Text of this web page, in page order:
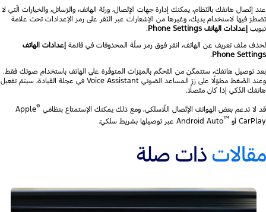
عند إتّصال هاتفك بالنّظام، يمكنك إدارة جهات الإتّصال، ورنّة الهاتف، والرّسائل، والخيارات الّتي لا
تضطرّ فيها لاستخدام يديك، وغيرها من الإشعارات عبر النّقر على رمز الإعدادات تحت علامة
تبويب إعدادات الهاتف Phone Settings
.
لحذف ملف تعريف عن الهاتف، انقر فوق رمز سلّة المحذوفات في قائمة إعدادات الهاتف
Phone Settings
.
بعد توصيل هاتفك، ستتمكّن من التّحكّم بالميّزات المتوفّرة على الهاتف باستخدام صوتك فقط.
وعند الضّغط مطوّلًا على زرّ المساعد الصّوتي Voice Assistant في عجلة القيادة، سيتمّ تفعيل
هاتفك الذّكي إذا كان متّصلًا.
قد لا تدعم بعض الهواتف الإتّصال اللّاسلكي، ومع ذلك يمكنك الإستمتاع بنظامَي ®
Apple
CarPlay أو
™Android Auto عبر توصيلها بشريط سلكيّ.
مقالات ذات صلة